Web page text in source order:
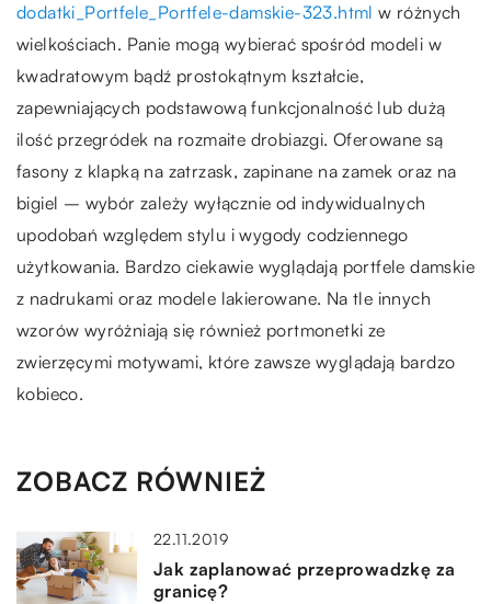
dodatki_Portfele_Portfele-damskie-323.html w różnych
wielkościach. Panie mogą wybierać spośród modeli w
kwadratowym bądź prostokątnym kształcie,
zapewniających podstawową funkcjonalność lub dużą
ilość przegródek na rozmaite drobiazgi. Oferowane są
fasony z klapką na zatrzask, zapinane na zamek oraz na
bigiel – wybór zależy wyłącznie od indywidualnych
upodobań względem stylu i wygody codziennego
użytkowania. Bardzo ciekawie wyglądają portfele damskie
z nadrukami oraz modele lakierowane. Na tle innych
wzorów wyróżniają się również portmonetki ze
zwierzęcymi motywami, które zawsze wyglądają bardzo
kobieco.
ZOBACZ RÓWNIEŻ
22.11.2019
Jak zaplanować przeprowadzkę za
granicę?